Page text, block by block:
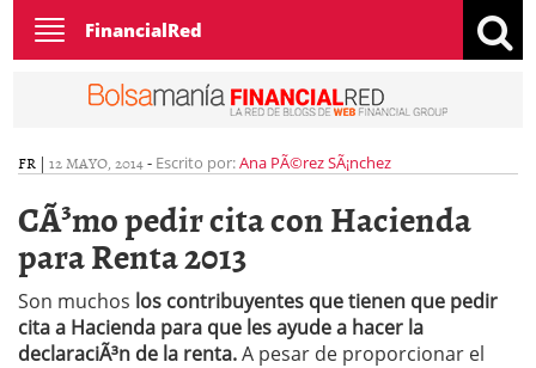
Toggle
navigation
FinancialRed
FR | 12 MAYO, 2014- Escrito por:Ana PÃ©rez SÃ¡nchez
CÃ³mo pedir cita con Hacienda
para Renta 2013
Son muchos los contribuyentes que tienen que pedir
cita a Hacienda para que les ayude a hacer la
declaraciÃ³n de la renta.A pesar de proporcionar el